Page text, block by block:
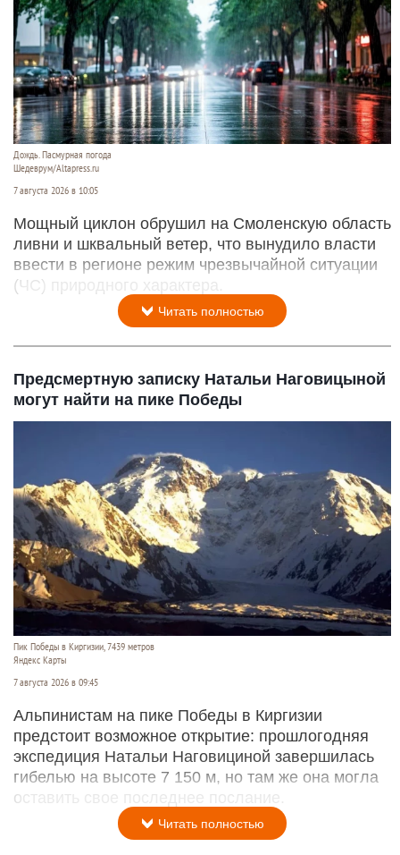
Дождь. Пасмурная погода
Шедеврум/Altapress.ru
7 августа 2026 в 10:05
Мощный циклон обрушил на Смоленскую область
ливни и шквальный ветер, что вынудило власти
ввести в регионе режим чрезвычайной ситуации
(ЧС) природного характера.
Читать полностью
Предсмертную записку Натальи Наговицыной
могут найти на пике Победы
Пик Победы в Киргизии, 7439 метров
Яндекс Карты
7 августа 2026 в 09:45
Альпинистам на пике Победы в Киргизии
предстоит возможное открытие: прошлогодняя
экспедиция Натальи Наговициной завершилась
гибелью на высоте 7 150 м, но там же она могла
оставить свое последнее послание.
Читать полностью